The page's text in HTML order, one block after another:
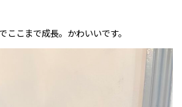
ここまで成長。かわいいです。